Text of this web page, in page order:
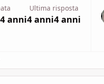
4 anni
Ultima risposta
4 anni4 anni
panoramica del topic